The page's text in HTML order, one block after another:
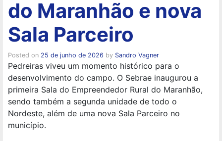
do Maranhão e nova
Sala Parceiro
Posted on 25 de junho de 2026 by Sandro Vagner
Pedreiras viveu um momento histórico para o
desenvolvimento do campo. O Sebrae inaugurou a
primeira Sala do Empreendedor Rural do Maranhão,
sendo também a segunda unidade de todo o
Nordeste, além de uma nova Sala Parceiro no
município.